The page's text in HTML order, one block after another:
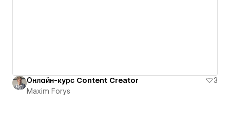
Онлайн-курс Content Creator
3
Maxim Forys